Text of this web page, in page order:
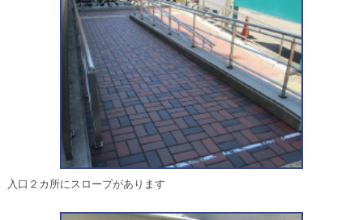
入口２カ所にスロープがあります